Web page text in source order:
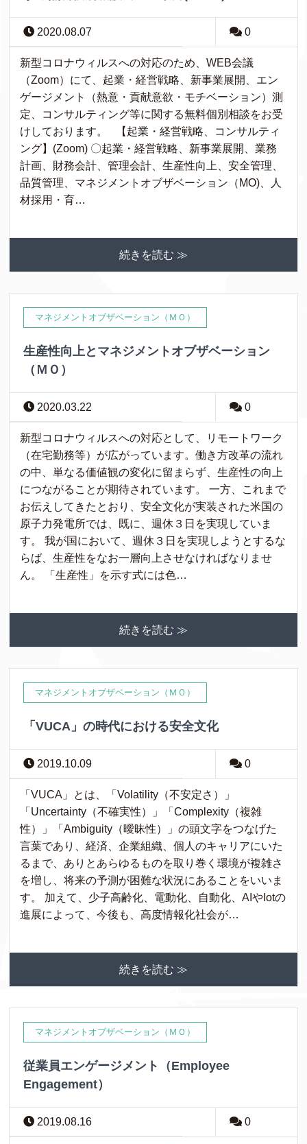
2020.08.07 0
新型コロナウィルスへの対応のため、WEB会議
（Zoom）にて、起業・経営戦略、新事業展開、エン
ゲージメント（熱意・貢献意欲・モチベーション）測
定、コンサルティング等に関する無料個別相談をお受
けしております。 【起業・経営戦略、コンサルティ
ング】(Zoom) 〇起業・経営戦略、新事業展開、業務
計画、財務会計、管理会計、生産性向上、安全管理、
品質管理、マネジメントオブザベーション（MO)、人
材採用・育…
続きを読む ≫
マネジメントオブザベーション（ＭＯ）
生産性向上とマネジメントオブザベーション
（ＭＯ）
2020.03.22 0
新型コロナウィルスへの対応として、リモートワーク
（在宅勤務等）が広がっています。働き方改革の流れ
の中、単なる価値観の変化に留まらず、生産性の向上
につながることが期待されています。 一方、これまで
お伝えしてきたとおり、安全文化が実装された米国の
原子力発電所では、既に、週休３日を実現していま
す。 我が国において、週休３日を実現しようとするな
らば、生産性をなお一層向上させなければなりませ
ん。 「生産性」を示す式には色…
続きを読む ≫
マネジメントオブザベーション（ＭＯ）
「VUCA」の時代における安全文化
2019.10.09 0
「VUCA」とは、「Volatility（不安定さ）」
「Uncertainty（不確実性）」「Complexity（複雑
性）」「Ambiguity（曖昧性）」の頭文字をつなげた
言葉であり、経済、企業組織、個人のキャリアにいた
るまで、ありとあらゆるものを取り巻く環境が複雑さ
を増し、将来の予測が困難な状況にあることをいいま
す。 加えて、少子高齢化、電動化、自動化、AIやIotの
進展によって、今後も、高度情報化社会が…
続きを読む ≫
マネジメントオブザベーション（ＭＯ）
従業員エンゲージメント（Employee
Engagement）
2019.08.16 0